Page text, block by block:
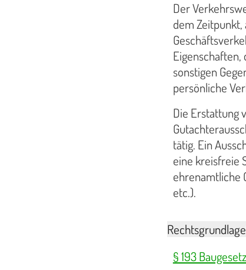
Der
dem
Eigenschaften,
sonstigen
persönliche
Die Erstattung
tätig. Ein
eine kreisfreie
ehrenamtliche
etc.).
§ 193